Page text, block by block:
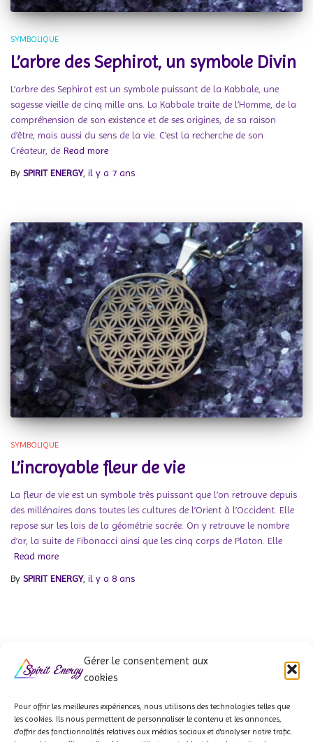
Gérer le consentement aux
cookies
Pour offrir les meilleures expériences, nous utilisons des technologies telles que
les cookies. Ils nous permettent de personnaliser le contenu et les annonces,
d'offrir des fonctionnalités relatives aux médias sociaux et d'analyser notre trafic.
SYMBOLIQUE
L’arbre des Sephirot, un symbole Divin
L’arbre des Sephirot est un symbole puissant de la Kabbale, une
sagesse vieille de cinq mille ans. La Kabbale traite de l’Homme, de la
compréhension de son existence et de ses origines, de sa raison
d’être, mais aussi du sens de la vie. C’est la recherche de son
Créateur, de Read more
By SPIRIT ENERGY, il y a 7 ans
SYMBOLIQUE
L’incroyable fleur de vie
La fleur de vie est un symbole très puissant que l’on retrouve depuis
des millénaires dans toutes les cultures de l’Orient à l’Occident. Elle
repose sur les lois de la géométrie sacrée. On y retrouve le nombre
d’or, la suite de Fibonacci ainsi que les cinq corps de Platon. Elle
Read more
By SPIRIT ENERGY, il y a 8 ans
QUI SOMMES-NOUS ? À PROPOS NOS PARTENAIRES